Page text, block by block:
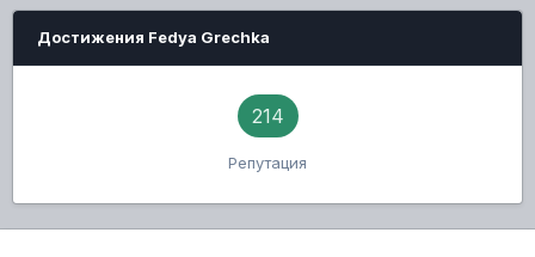
Достижения Fedya Grechka
214
Репутация